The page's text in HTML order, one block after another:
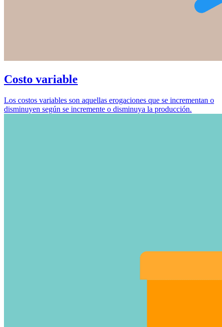
Costo variable
Los costos variables son aquellas erogaciones que se incrementan o
disminuyen según se incremente o disminuya la producción.